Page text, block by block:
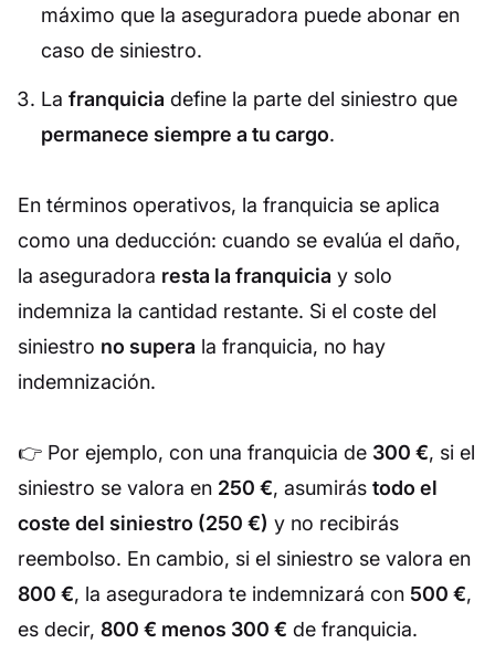
máximo que la aseguradora puede abonar en
caso de siniestro.
La franquicia define la parte del siniestro que
permanece siempre a tu cargo.
En términos operativos, la franquicia se aplica
como una deducción: cuando se evalúa el daño,
la aseguradora resta la franquicia y solo
indemniza la cantidad restante. Si el coste del
siniestro no supera la franquicia, no hay
indemnización.
👉 Por ejemplo, con una franquicia de 300 €, si el
siniestro se valora en 250 €, asumirás todo el
coste del siniestro (250 €) y no recibirás
reembolso. En cambio, si el siniestro se valora en
800 €, la aseguradora te indemnizará con 500 €,
es decir, 800 € menos 300 € de franquicia.